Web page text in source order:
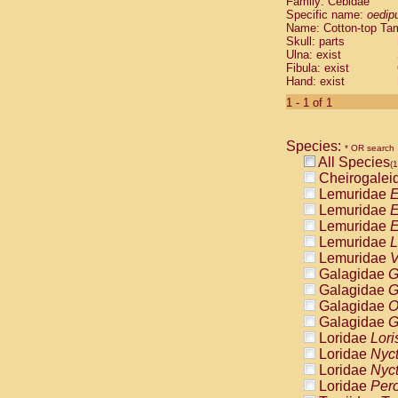
Cebidae
Cebidae
Cebidae
Cebidae
Cebidae
Cebidae
Cebidae
Cebidae
Cebidae
Cebidae
Cebidae
Cebidae
Atelidae
Atelidae
Atelidae
Atelidae
Atelidae
Atelidae
Atelidae
Atelidae
Atelidae
Atelidae
Pitheciidae
Specific name:
Name: Cotton-top
Skull: parts
Ulna: exist
Fibula: exist
Hand: exist
1 - 1 of 1
Species: * OR search
All Species
Lemuridae
Lemuridae
Lemuridae
Lemuridae
Lemuridae
Galagidae
Galagidae
Galagidae
Galagidae
Loridae
Loridae
Loridae
Loridae